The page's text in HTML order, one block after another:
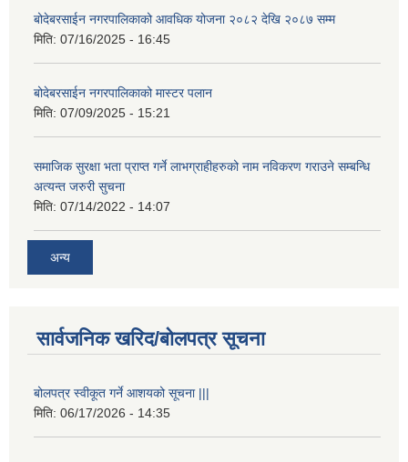
बोदेबरसाईन नगरपालिकाको आवधिक योजना २०८२ देखि २०८७ सम्म
मिति: 07/16/2025 - 16:45
बोदेबरसाईन नगरपालिकाको मास्टर पलान
मिति: 07/09/2025 - 15:21
समाजिक सुरक्षा भता प्राप्त गर्ने लाभग्राहीहरुको नाम नविकरण गराउने सम्बन्धि
अत्यन्त जरुरी सुचना
मिति: 07/14/2022 - 14:07
अन्य
सार्वजनिक खरिद/बोलपत्र सूचना
बोलपत्र स्वीकूत गर्ने आशयको सूचना |||
मिति: 06/17/2026 - 14:35